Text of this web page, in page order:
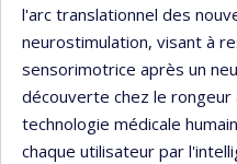
l'arc translationnel des
neurostimulation, visant à
sensorimotrice après un
découverte chez le rongeur
technologie médicale
chaque utilisateur par